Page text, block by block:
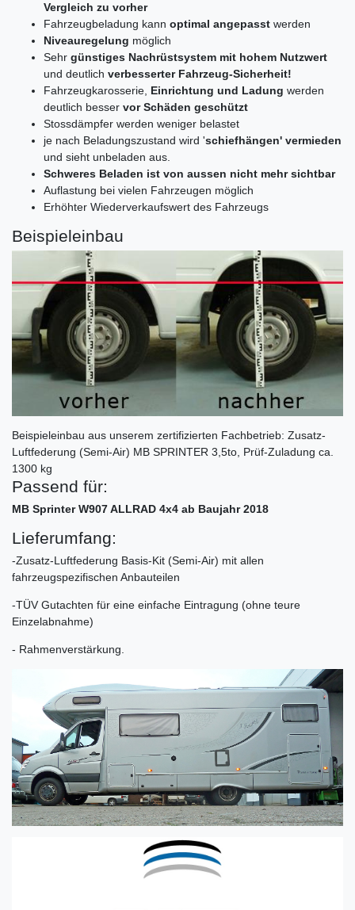
Vergleich zu vorher
Fahrzeugbeladung kann optimal angepasst werden
Niveauregelung möglich
Sehr günstiges Nachrüstsystem mit hohem Nutzwert
und deutlich verbesserter Fahrzeug-Sicherheit!
Fahrzeugkarosserie, Einrichtung und Ladung werden
deutlich besser vor Schäden geschützt
Stossdämpfer werden weniger belastet
je nach Beladungszustand wird 'schiefhängen' vermieden
und sieht unbeladen aus.
Schweres Beladen ist von aussen nicht mehr sichtbar
Auflastung bei vielen Fahrzeugen möglich
Erhöhter Wiederverkaufswert des Fahrzeugs
Beispieleinbau
Beispieleinbau aus unserem zertifizierten Fachbetrieb: Zusatz-
Luftfederung (Semi-Air) MB SPRINTER 3,5to, Prüf-Zuladung ca.
1300 kg
Passend für:
MB Sprinter W907 ALLRAD 4x4 ab Baujahr 2018
Lieferumfang:
-Zusatz-Luftfederung Basis-Kit (Semi-Air) mit allen
fahrzeugspezifischen Anbauteilen
-TÜV Gutachten für eine einfache Eintragung (ohne teure
Einzelabnahme)
- Rahmenverstärkung.